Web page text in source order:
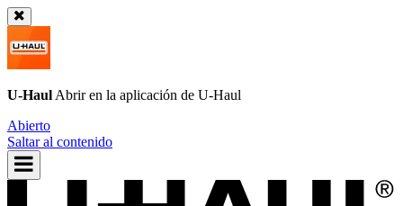
U-Haul Abrir en la aplicación de U-Haul
Abierto
Saltar al contenido